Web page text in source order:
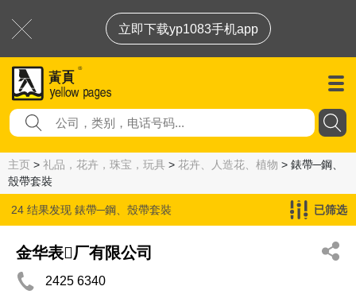
立即下载yp1083手机app
主页 > 礼品，花卉，珠宝，玩具 > 花卉、人造花、植物 > 錶帶─鋼、
殼帶套裝
24 结果发现 錶帶─鋼、殼帶套裝 已筛选
金华表厂有限公司
2425 6340